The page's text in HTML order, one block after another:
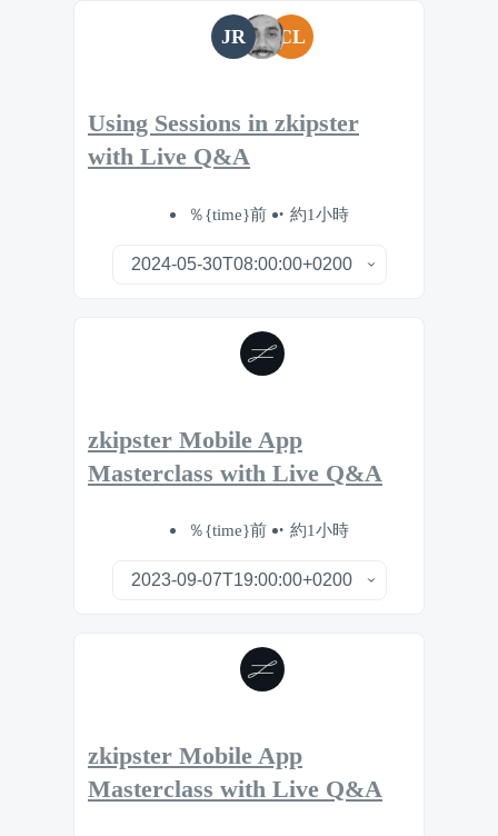
JR CL
Using Sessions in zkipster
with Live Q&A
％{time}前 約1小時
zkipster Mobile App
Masterclass with Live Q&A
％{time}前 約1小時
zkipster Mobile App
Masterclass with Live Q&A